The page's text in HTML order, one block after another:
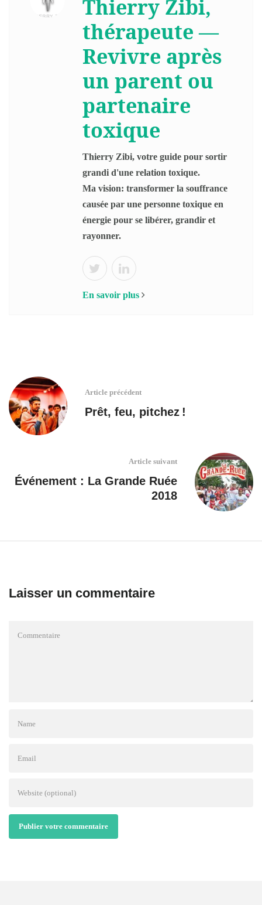
Thierry Zibi,
thérapeute —
Revivre après
un parent ou
partenaire
toxique
Thierry Zibi, votre guide pour sortir
grandi d'une relation toxique.
Ma vision: transformer la souffrance
causée par une personne toxique en
énergie pour se libérer, grandir et
rayonner.
En savoir plus
Article précédent
Prêt, feu, pitchez !
Article suivant
Événement : La Grande Ruée
2018
Laisser un commentaire
Publier votre commentaire